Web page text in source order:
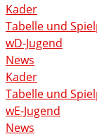
Kader
Tabelle und
wD-Jugend
News
Kader
Tabelle und
wE-Jugend
News